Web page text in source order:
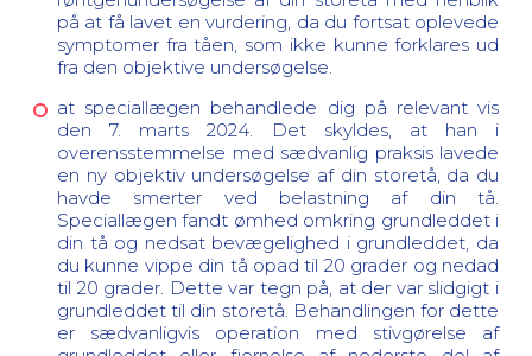
på at få lavet en vurdering, da du fortsat oplevede
symptomer fra tåen, som ikke kunne forklares ud
fra den objektive undersøgelse.
at speciallægen behandlede dig på relevant vis
den 7. marts 2024. Det skyldes, at han i
overensstemmelse med sædvanlig praksis lavede
en ny objektiv undersøgelse af din storetå, da du
havde smerter ved belastning af din tå.
Speciallægen fandt ømhed omkring grundleddet i
din tå og nedsat bevægelighed i grundleddet, da
du kunne vippe din tå opad til 20 grader og nedad
til 20 grader. Dette var tegn på, at der var slidgigt i
grundleddet til din storetå. Behandlingen for dette
er sædvanligvis operation med stivgørelse af